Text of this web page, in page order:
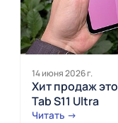
14 июня 2026 г.
Хит продаж
Tab S11 Ultra
Читать →